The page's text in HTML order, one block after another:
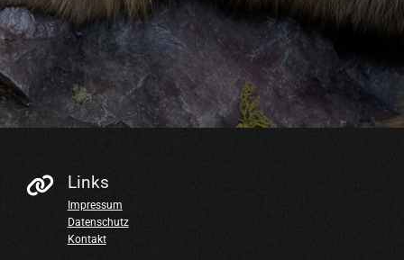
 Links
Impressum
Datenschutz
Kontakt